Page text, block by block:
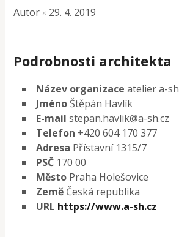
Autor × 29. 4. 2019
Podrobnosti architekta
Název organizace atelier a-sh
Jméno Štěpán Havlík
E-mail stepan.havlik@a-sh.cz
Telefon +420 604 170 377
Adresa Přístavní 1315/7
PSČ 170 00
Město Praha Holešovice
Země Česká republika
URL https://www.a-sh.cz